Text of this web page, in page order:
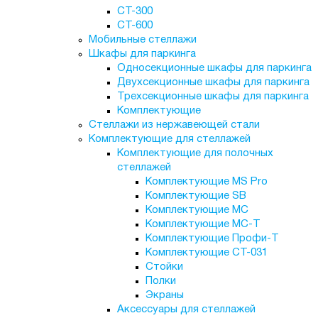
СТ-300
СТ-600
Мобильные стеллажи
Шкафы для паркинга
Односекционные шкафы для паркинга
Двухсекционные шкафы для паркинга
Трехсекционные шкафы для паркинга
Комплектующие
Стеллажи из нержавеющей стали
Комплектующие для стеллажей
Комплектующие для полочных
стеллажей
Комплектующие MS Pro
Комплектующие SB
Комплектующие МС
Комплектующие МС-Т
Комплектующие Профи-Т
Комплектующие СТ-031
Стойки
Полки
Экраны
Аксессуары для стеллажей